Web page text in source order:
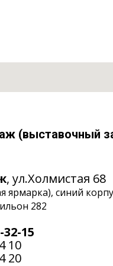
(выставочный
, ул.Холмистая 68
ярмарка), синий
282
32-15
10
20